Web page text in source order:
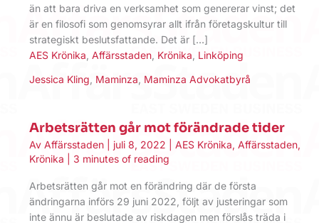
än att bara driva en verksamhet som genererar vinst; det
är en filosofi som genomsyrar allt ifrån företagskultur till
strategiskt beslutsfattande. Det är […]
AES Krönika Affärsstaden Krönika Linköping
Jessica Kling Maminza Maminza Advokatbyrå
Arbetsrätten går mot förändrade tider
Av Affärsstaden juli 8, 2022 AES Krönika, Affärsstaden,
Krönika
3 minutes of reading
Arbetsrätten går mot en förändring där de första
ändringarna införs 29 juni 2022, följt av justeringar som
inte ännu är beslutade av riskdagen men förslås träda i